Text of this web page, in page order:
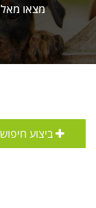
מצאו
ביצוע